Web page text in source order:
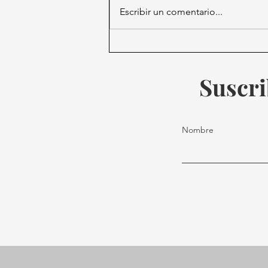
inauguración del Mundial
Escribir un comentario...
Nombre